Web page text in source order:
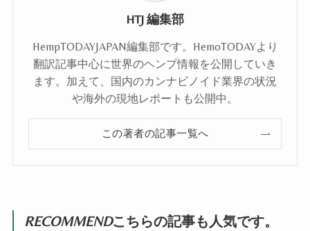
HTJ 編集部
HempTODAYJAPAN編集部です。HemoTODAYより
翻訳記事中心に世界のヘンプ情報を公開していき
ます。加えて、国内のカンナビノイド業界の状況
や海外の現地レポートも公開中。
この著者の記事一覧へ
RECOMMENDこちらの記事も人気です。